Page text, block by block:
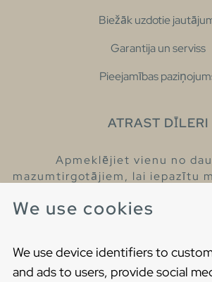
We use cookies
We use device identifiers to
and ads to users, provide social
Biežāk uzdotie
Garantija un serviss
Pieejamības
ATRAST DĪLERI
Apmeklējiet vienu no
mazumtirgotājiem, lai iepazītu